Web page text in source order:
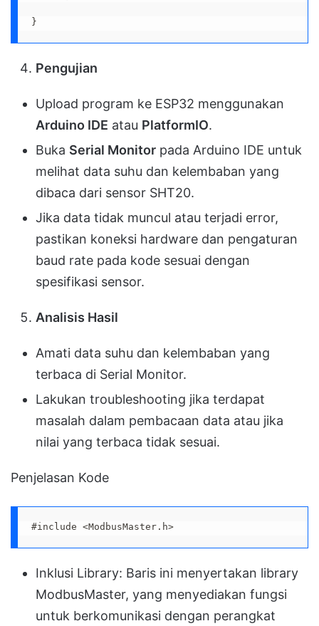
}
Pengujian
Upload program ke ESP32 menggunakan
Arduino IDE atau PlatformIO.
Buka Serial Monitor pada Arduino IDE untuk
melihat data suhu dan kelembaban yang
dibaca dari sensor SHT20.
Jika data tidak muncul atau terjadi error,
pastikan koneksi hardware dan pengaturan
baud rate pada kode sesuai dengan
spesifikasi sensor.
Analisis Hasil
Amati data suhu dan kelembaban yang
terbaca di Serial Monitor.
Lakukan troubleshooting jika terdapat
masalah dalam pembacaan data atau jika
nilai yang terbaca tidak sesuai.
Penjelasan Kode
#include <ModbusMaster.h>
Inklusi Library: Baris ini menyertakan library
ModbusMaster, yang menyediakan fungsi
untuk berkomunikasi dengan perangkat